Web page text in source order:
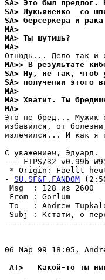
SA> Это был
SA> Лyкьяненко  со
SA> берсеркера и
MA>
MA> Ты шyтишь?
MA>
MA>> В pезyльтате
SA> Hy, не так, чтоб
SA> полyчении этого
MA>
MA> Хватит. Ты
MA>
Это не бред... Мужик
избавился, от
излечился... И как я
С уважением, Эдуард.
--- FIPS/32 v0.99b
* Origin: Faellt
- SU.SF&F.FANDOM
Msg
From : Gorlum
To   : Andrew
Subj : Кстати,
06 Мар 99 18:05,
AT>   Какой-то ты